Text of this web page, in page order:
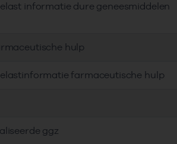
informatie dure geneesmiddelen
hulp
farmaceutische hulp
ggz